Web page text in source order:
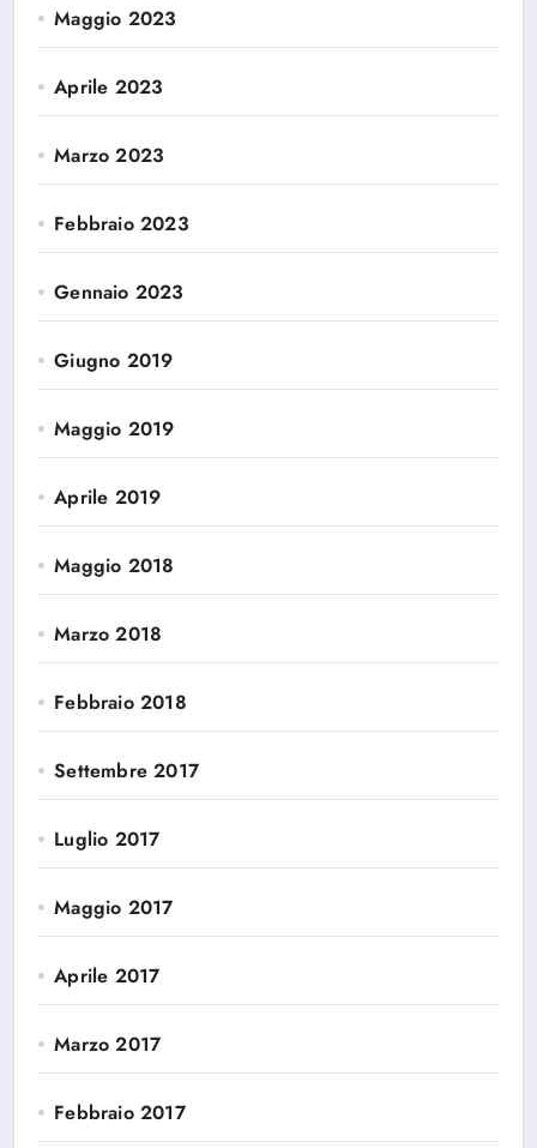
Maggio 2023
Aprile 2023
Marzo 2023
Febbraio 2023
Gennaio 2023
Giugno 2019
Maggio 2019
Aprile 2019
Maggio 2018
Marzo 2018
Febbraio 2018
Settembre 2017
Luglio 2017
Maggio 2017
Aprile 2017
Marzo 2017
Febbraio 2017